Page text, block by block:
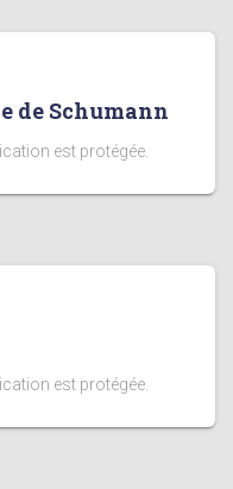
de Schumann
est protégée.
est protégée.